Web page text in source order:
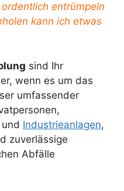
entrümpeln
kann ich etwas
sind Ihr
wenn es um das
umfassender
Industrieanlagen,
zuverlässige
Abfälle